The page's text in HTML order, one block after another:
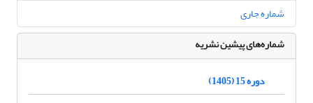
شماره جاری
شماره‌های پیشین نشریه
دوره 15 (1405)